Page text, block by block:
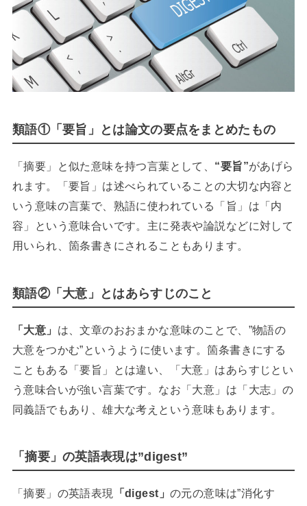
類語①「要旨」とは論文の要点をまとめたもの
「摘要」と似た意味を持つ言葉として、 “要旨”があげら
れます。「要旨」は述べられていることの大切な内容と
いう意味の言葉で、熟語に使われている「旨」は「内
容」という意味合いです。主に発表や論説などに対して
用いられ、箇条書きにされることもあります。
類語②「大意」とはあらすじのこと
「大意」 は、文章のおおまかな意味のことで、”物語の
大意をつかむ”というように使います。箇条書きにする
こともある「要旨」とは違い、「大意」はあらすじとい
う意味合いが強い言葉です。なお「大意」は「大志」の
同義語でもあり、雄大な考えという意味もあります。
「摘要」の英語表現は”digest”
「摘要」の英語表現 「digest」 の元の意味は”消化す